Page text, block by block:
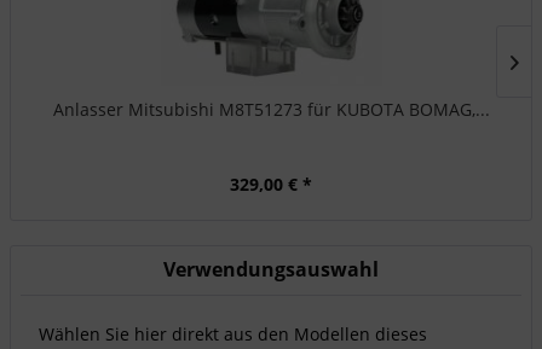
Anlasser Mitsubishi M8T51273 für KUBOTA BOMAG,...
329,00 € *
Verwendungsauswahl
Wählen Sie hier direkt aus den Modellen dieses